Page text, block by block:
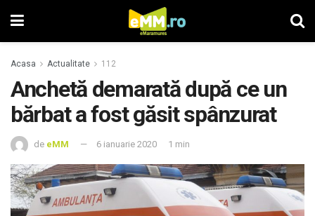
Acasa Actualitate 112
Anchetă demarată după ce un
bărbat a fost găsit spânzurat
de eMM 6 ianuarie 2020 1 min